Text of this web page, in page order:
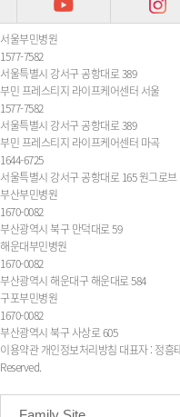
서울부민병원
1577-7582
서울특별시 강서구 공항대로 389
부민 프레스티지 라이프케어센터 서울
1577-7582
서울특별시 강서구 공항대로 389
부민 프레스티지 라이프케어센터 마곡
1644-6725
서울특별시 강서구 공항대로 165 원그로브
부산부민병원
1670-0082
부산광역시 북구 만덕대로 59
해운대부민병원
1670-0082
부산광역시 해운대구 해운대로 584
구포부민병원
1670-0082
부산광역시 북구 사상로 605
이용약관 개인정보처리방침 대표자 : 정흥
Reserved.